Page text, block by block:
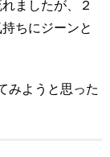
ましたが、２
ちにジーンと
みようと思った